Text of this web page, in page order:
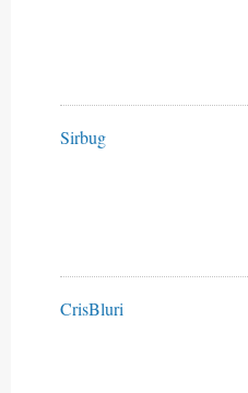
Sirbug
CrisBluri